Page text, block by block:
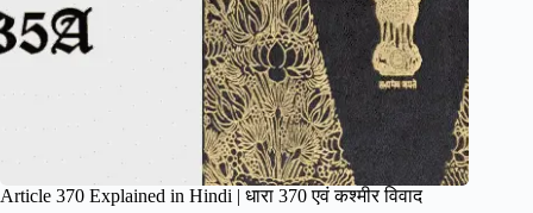
Article 370 Explained in Hindi | धारा 370 एवं कश्मीर विवाद